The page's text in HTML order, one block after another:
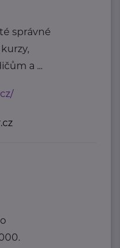
správné
a ...